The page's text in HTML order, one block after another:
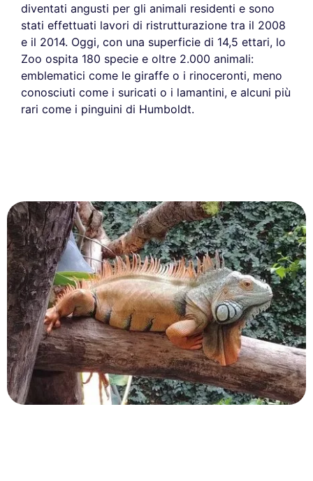
diventati angusti per gli animali residenti e sono
stati effettuati lavori di ristrutturazione tra il 2008
e il 2014. Oggi, con una superficie di 14,5 ettari, lo
Zoo ospita 180 specie e oltre 2.000 animali:
emblematici come le giraffe o i rinoceronti, meno
conosciuti come i suricati o i lamantini, e alcuni più
rari come i pinguini di Humboldt.